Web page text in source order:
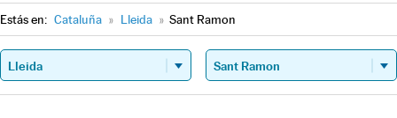
Estás en: Cataluña » Lleida » Sant Ramon